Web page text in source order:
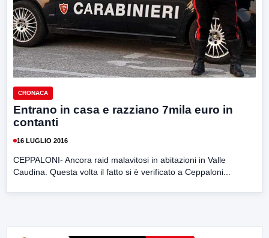
CRONACA
Entrano in casa e razziano 7mila euro in
contanti
16 LUGLIO 2016
CEPPALONI- Ancora raid malavitosi in abitazioni in Valle
Caudina. Questa volta il fatto si è verificato a Ceppaloni...